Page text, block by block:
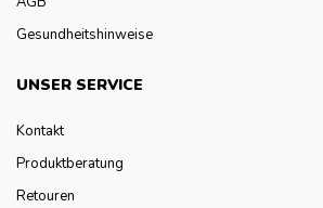
Gesundheitshinweise
UNSER SERVICE
Kontakt
Produktberatung
Retouren